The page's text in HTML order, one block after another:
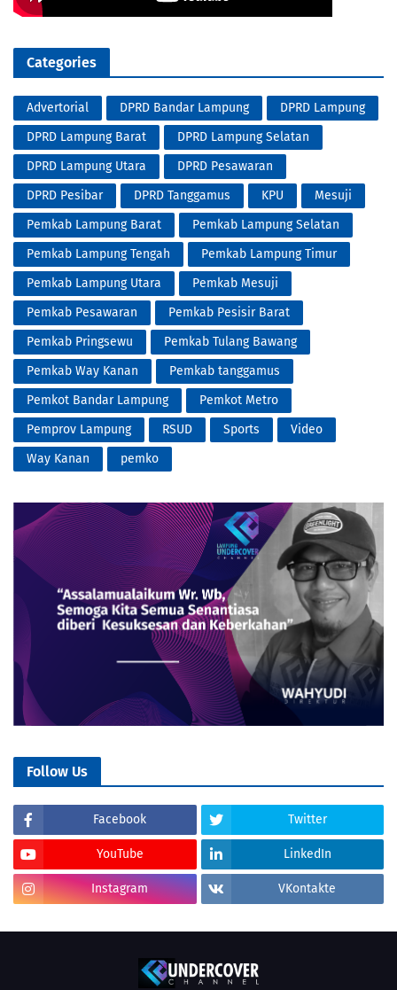
Categories
Advertorial DPRD Bandar Lampung
DPRD Lampung
DPRD Lampung Barat
DPRD Lampung Selatan
DPRD Lampung Utara
DPRD Pesawaran
DPRD Pesibar
DPRD Tanggamus KPU
Mesuji
Pemkab Lampung Barat
Pemkab Lampung Selatan
Pemkab Lampung Tengah
Pemkab Lampung Timur
Pemkab Lampung Utara
Pemkab Mesuji
Pemkab Pesawaran
Pemkab Pesisir Barat
Pemkab Pringsewu
Pemkab Tulang Bawang
Pemkab Way Kanan
Pemkab tanggamus
Pemkot Bandar Lampung
Pemkot Metro
Pemprov Lampung
RSUD Sports
Video
Way Kanan
pemko
Follow Us
Facebook Twitter
YouTube LinkedIn
Instagram VKontakte